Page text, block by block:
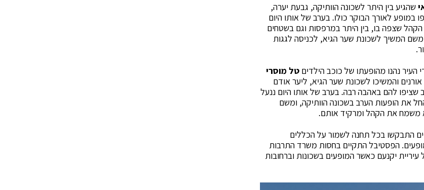
שהגיע בין היתר לשכונה הוותיקה, גבעת יערה,
במופע לאורך הבוקר כולו. בערב של אותו היום
הקהל שצפה בו, בין היתר במרפסות וגם בשטחים
המשיך לשכונת שער הגיא, לכניסה לגגות
נהנו מהופעתו של כוכב הילדים טל מוסרי
והמשיכו לשכונת שער הגיא, ליער אודם
שציפו להם באהבה רבה. בערב של אותו היום ננעל
את הופעות הערב בשכונה הוותיקה, ומשם
משמח את הקהל ומרקיד אותם.
התבקשו בכל תחנה לשמור על הכללים
הפסטיבל התקיים בחסות משרד התרבות
יקנעם כאשר המופעים בשכונות וברחובות